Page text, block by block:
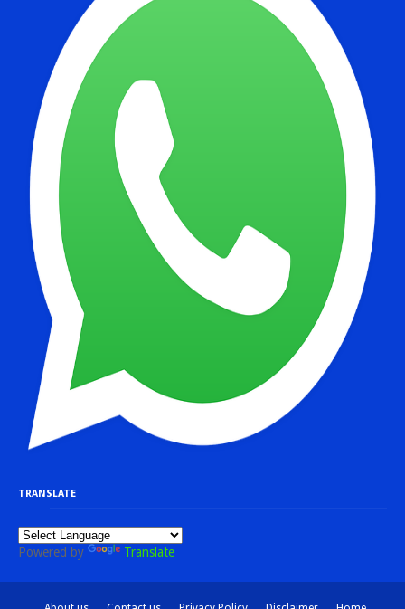
TRANSLATE
Powered by Translate